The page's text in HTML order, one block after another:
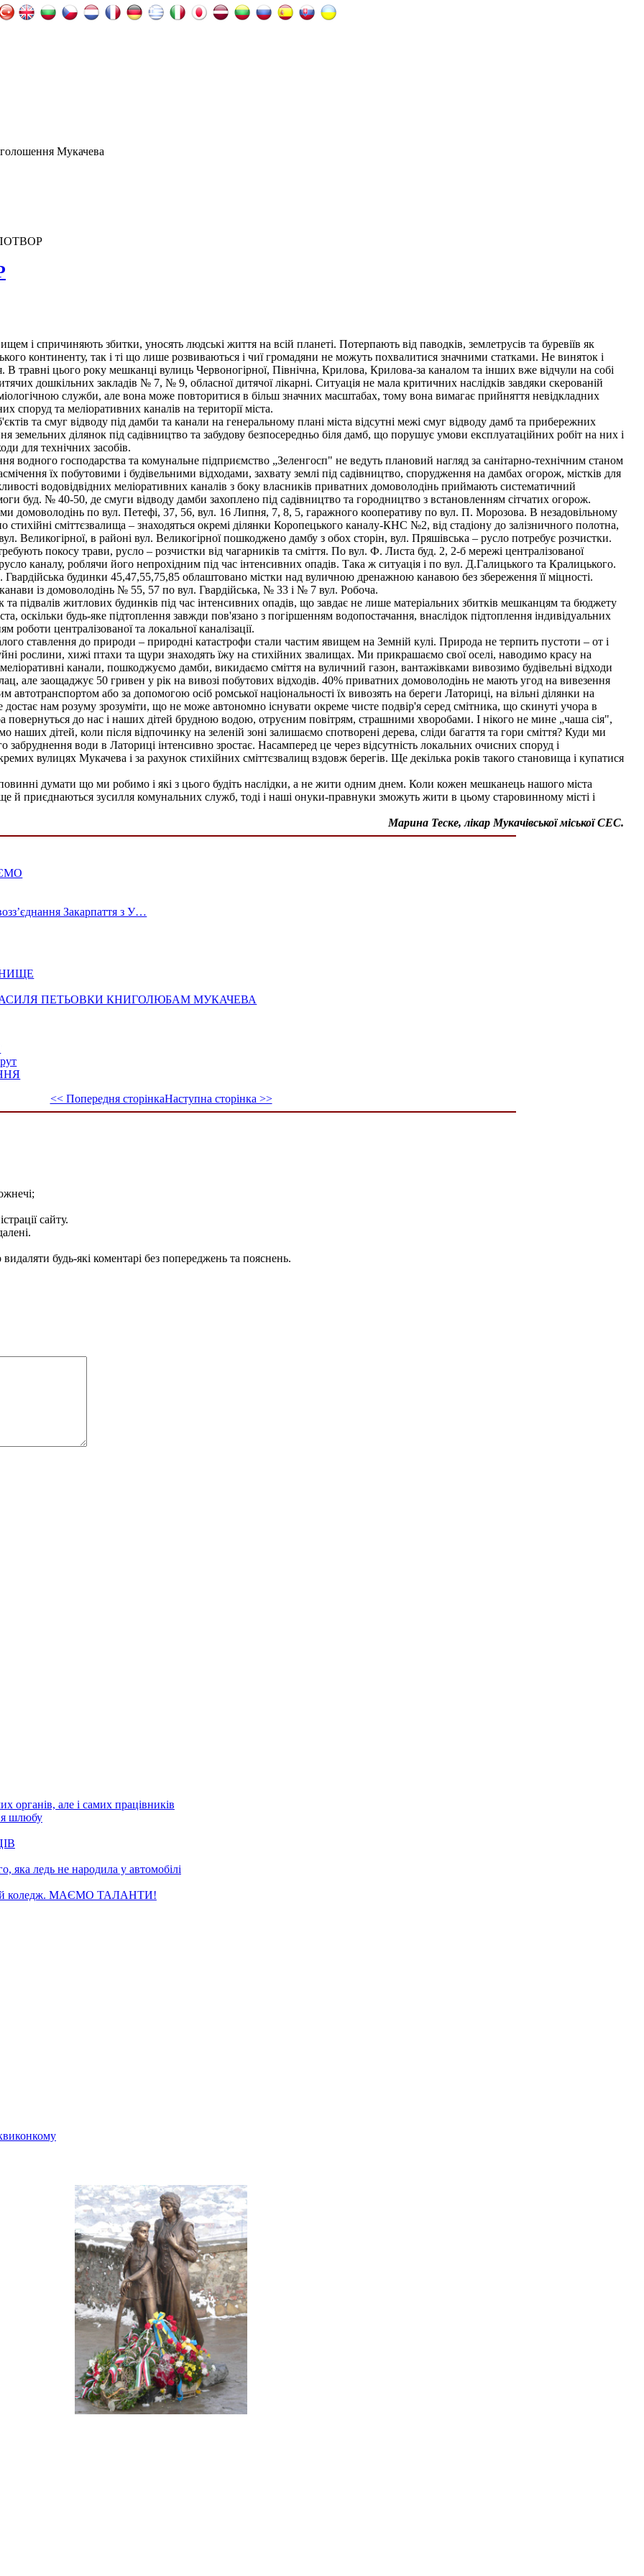
Мукачева
і спричиняють збитки, уносять людські життя на всій планеті. Потерпають від паводків, землетрусів та буревіїв як
континенту, так і ті що лише розвиваються і чиї громадяни не можуть похвалитися значними статками. Не виняток і
В травні цього року мешканці вулиць Червоногірної, Північна, Крилова, Крилова-за каналом та інших вже відчули на собі
дошкільних закладів № 7, № 9, обласної дитячої лікарні. Ситуація не мала критичних наслідків завдяки скерованій
служби, але вона може повторитися в більш значних масштабах, тому вона вимагає прийняття невідкладних
споруд та меліоративних каналів на території міста.
та смуг відводу під дамби та канали на генеральному плані міста відсутні межі смуг відводу дамб та прибережних
ділянок під садівництво та забудову безпосередньо біля дамб, що порушує умови експлуатаційних робіт на них і
для технічних засобів.
водного господарства та комунальне підприємство „Зеленгосп" не ведуть плановий нагляд за санітарно-технічним станом
їх побутовими і будівельними відходами, захвату землі під садівництво, спорудження на дамбах огорож, містків для
водовідвідних меліоративних каналів з боку власників приватних домоволодінь приймають систематичний
буд. № 40-50, де смуги відводу дамби захоплено під садівництво та городництво з встановленням сітчатих огорож.
домоволодінь по вул. Петефі, 37, 56, вул. 16 Липня, 7, 8, 5, гаражного кооперативу по вул. П. Морозова. В незадовільному
стихійні сміттєзвалища – знаходяться окремі ділянки Коропецького каналу-КНС №2, від стадіону до залізничного полотна,
Великогірної, в районі вул. Великогірної пошкоджено дамбу з обох сторін, вул. Пряшівська – русло потребує розчистки.
покосу трави, русло – розчистки від чагарників та сміття. По вул. Ф. Листа буд. 2, 2-б мережі централізованої
каналу, роблячи його непрохідним під час інтенсивних опадів. Така ж ситуація і по вул. Д.Галицького та Кралицького.
будинки 45,47,55,75,85 облаштовано містки над вуличною дренажною канавою без збереження її міцності.
із домоволодінь № 55, 57 по вул. Гвардійська, № 33 і № 7 вул. Робоча.
підвалів житлових будинків під час інтенсивних опадів, що завдає не лише матеріальних збитків мешканцям та бюджету
оскільки будь-яке підтоплення завжди пов'язано з погіршенням водопостачання, внаслідок підтоплення індивідуальних
централізованої та локальної каналізації.
ставлення до природи – природні катастрофи стали частим явищем на Земній кулі. Природа не терпить пустоти – от і
рослини, хижі птахи та щури знаходять їжу на стихійних звалищах. Ми прикрашаємо свої оселі, наводимо красу на
канали, пошкоджуємо дамби, викидаємо сміття на вуличний газон, вантажівками вивозимо будівельні відходи
але заощаджує 50 гривен у рік на вивозі побутових відходів. 40% приватних домоволодінь не мають угод на вивезення
автотранспортом або за допомогою осіб ромської національності їх вивозять на береги Латориці, на вільні ділянки на
нам розуму зрозуміти, що не може автономно існувати окреме чисте подвір'я серед смітника, що скинуті учора в
повернуться до нас і наших дітей брудною водою, отруєним повітрям, страшними хворобами. І нікого не мине „чаша сія",
дітей, коли після відпочинку на зеленій зоні залишаємо спотворені дерева, сліди багаття та гори сміття? Куди ми
забруднення води в Латориці інтенсивно зростає. Насамперед це через відсутність локальних очисних споруд і
вулицях Мукачева і за рахунок стихійних сміттєзвалищ вздовж берегів. Ще декілька років такого становища і купатися
думати що ми робимо і які з цього будіть наслідки, а не жити одним днем. Коли кожен мешканець нашого міста
ще й приєднаються зусилля комунальних служб, тоді і наші онуки-правнуки зможуть жити в цьому старовинному місті і
Марина Теске, лікар Мукачівської міської СЕС.
Закарпаття з У…
ПЕТЬОВКИ КНИГОЛЮБАМ МУКАЧЕВА
<< Попередня сторінкаНаступна сторінка >>
сайту.
будь-які коментарі без попереджень та пояснень.
органів, але і самих працівників
шлюбу
яка ледь не народила у автомобілі
коледж. МАЄМО ТАЛАНТИ!